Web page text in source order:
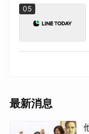
05
最新消息